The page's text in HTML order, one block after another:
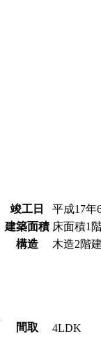
竣工日
平成17年
建築面積 床面積1
構造 木造2階
間取 4LDK